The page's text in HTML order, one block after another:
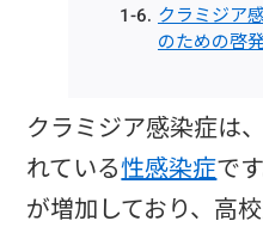
クラミジア
のための啓
クラミジア感染症は
れている性感染症で
が増加しており、高